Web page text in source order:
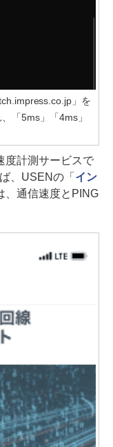
」を
「5ms」「4ms」
計測サービスで
、USENの「 イン
、通信速度とPING